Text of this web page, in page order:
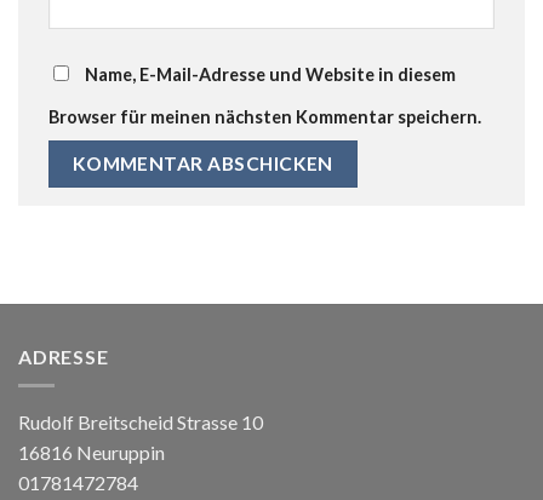
Name, E-Mail-Adresse und Website in diesem
Browser für meinen nächsten Kommentar speichern.
ADRESSE
Rudolf Breitscheid Strasse 10
16816 Neuruppin
01781472784